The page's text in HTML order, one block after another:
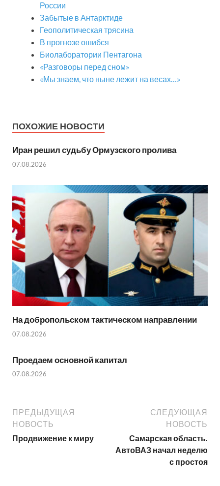
России
Забытые в Антарктиде
Геополитическая трясина
В прогнозе ошибся
Биолаборатории Пентагона
«Разговоры перед сном»
«Мы знаем, что ныне лежит на весах…»
ПОХОЖИЕ НОВОСТИ
Иран решил судьбу Ормузского пролива
07.08.2026
На добропольском тактическом направлении
07.08.2026
Проедаем основной капитал
07.08.2026
ПРЕДЫДУЩАЯ
НОВОСТЬ
Продвижение к миру
СЛЕДУЮЩАЯ
НОВОСТЬ
Самарская область.
АвтоВАЗ начал неделю
с простоя